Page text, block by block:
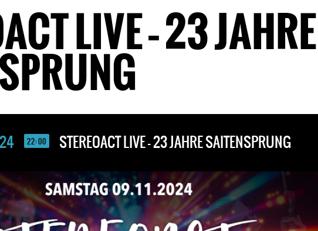
LIVE – 23 JAHRE
22:00 STEREOACT LIVE – 23 JAHRE SAITENSPRUNG